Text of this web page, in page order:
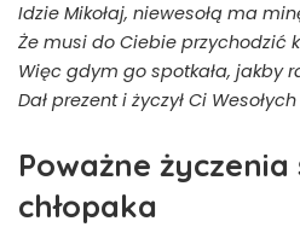
Idzie Mikołaj, niewesołą ma
Że musi do Ciebie przychodzić
Więc gdym go spotkała, jakby
Dał prezent i życzył Ci
Poważne
chłopaka